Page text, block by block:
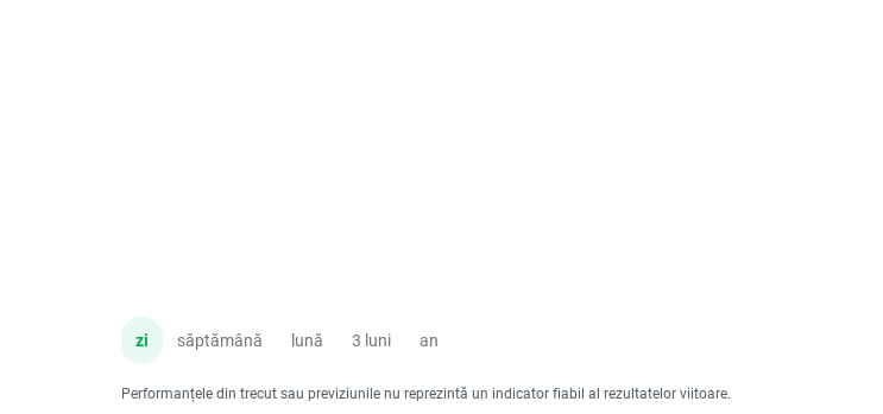
zi săptămână lună 3 luni an
Performanțele din trecut sau previziunile nu reprezintă un indicator fiabil al rezultatelor viitoare.